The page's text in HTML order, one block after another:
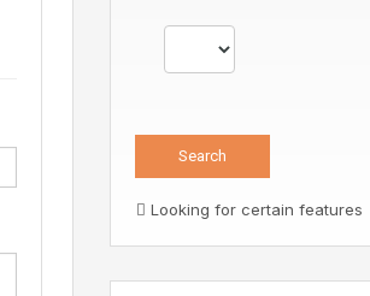
Looking for certain features